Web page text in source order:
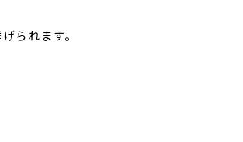
られます。